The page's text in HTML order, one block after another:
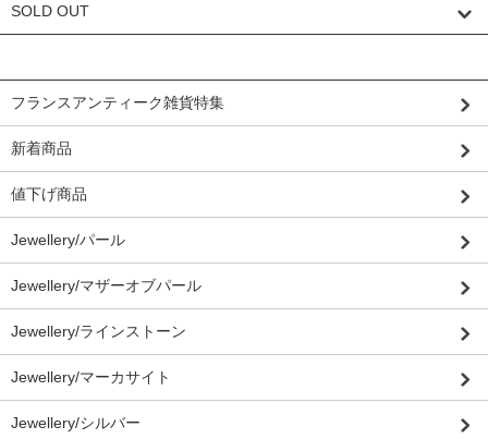
SOLD OUT
フランスアンティーク雑貨特集
新着商品
値下げ商品
Jewellery/パール
Jewellery/マザーオブパール
Jewellery/ラインストーン
Jewellery/マーカサイト
Jewellery/シルバー